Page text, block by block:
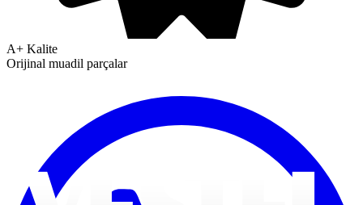
A+ Kalite
Orijinal muadil parçalar